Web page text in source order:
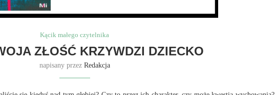
Kącik małego czytelnika
ZŁOŚĆ KRZYWDZI DZIECKO
napisany przez Redakcja